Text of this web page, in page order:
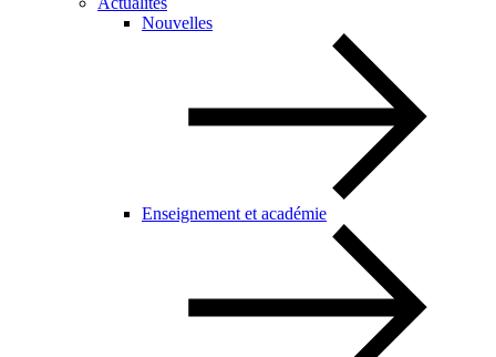
Nouvelles
Enseignement et académie